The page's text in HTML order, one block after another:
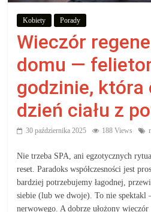
aby
wiedzieć,
co
kupić.
co
kupić,
jak
oraz
Kobiety Porady
Wieczór
domu —
godzinie, która
dzień ciału z
30 października 2025 188 Views
Nie trzeba SPA, ani egzotycznych
reset. Paradoks współczesności jest
bardziej potrzebujemy łagodnej,
siebie (lub we dwoje). To nie spektakl
nerwowego. A dobrze ułożony